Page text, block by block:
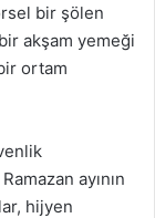
bir şölen
akşam yemeği
ortam
ayının
hijyen